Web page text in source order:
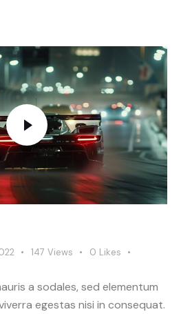
147 Views 0 Likes
a sodales, sed elementum
egestas nisi in consequat.